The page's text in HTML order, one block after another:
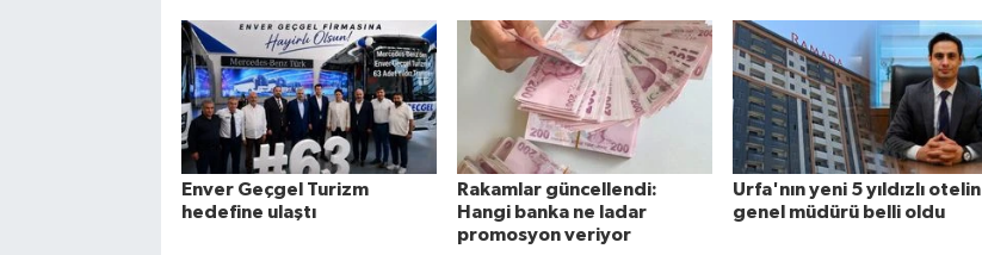
Enver Geçgel Turizm
hedefine ulaştı
Rakamlar güncellendi:
Hangi banka ne ladar
promosyon veriyor
Urfa'nın yeni 5 yıldızlı otelin
genel müdürü belli oldu